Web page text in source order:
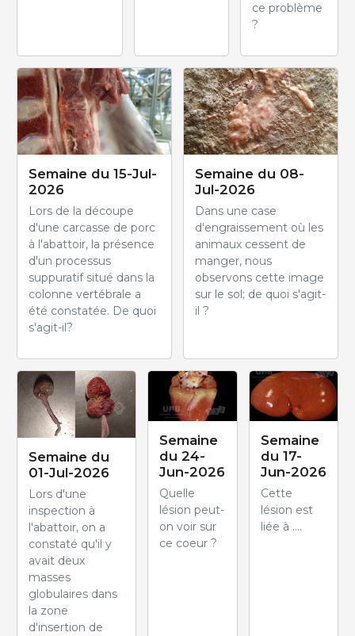
ce problème
?
Semaine du 15-Jul-
2026
Lors de la découpe
d'une carcasse de porc
à l'abattoir, la présence
d'un processus
suppuratif situé dans la
colonne vertébrale a
été constatée. De quoi
s'agit-il?
Semaine du 08-
Jul-2026
Dans une case
d'engraissement où les
animaux cessent de
manger, nous
observons cette image
sur le sol; de quoi s'agit-
il ?
Semaine du
01-Jul-2026
Lors d'une
inspection à
l'abattoir, on a
constaté qu'il y
avait deux
masses
globulaires dans
la zone
d'insertion de
Semaine
du 24-
Jun-2026
Quelle
lésion peut-
on voir sur
ce coeur ?
Semaine
du 17-
Jun-2026
Cette
lésion est
liée à ....